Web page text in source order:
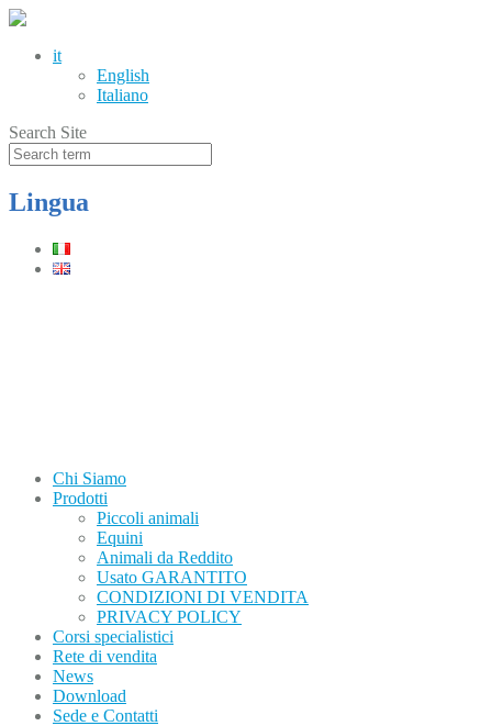
it
English
Italiano
Search Site
Lingua
Chi Siamo
Prodotti
Piccoli animali
Equini
Animali da Reddito
Usato GARANTITO
CONDIZIONI DI VENDITA
PRIVACY POLICY
Corsi specialistici
Rete di vendita
News
Download
Sede e Contatti